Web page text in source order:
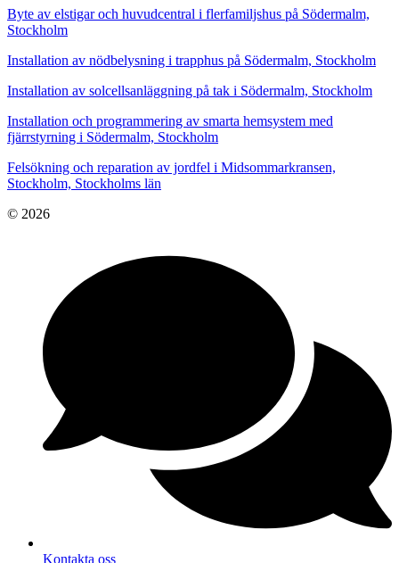
Byte av elstigar och huvudcentral i flerfamiljshus på Södermalm,
Stockholm
Installation av nödbelysning i trapphus på Södermalm, Stockholm
Installation av solcellsanläggning på tak i Södermalm, Stockholm
Installation och programmering av smarta hemsystem med
fjärrstyrning i Södermalm, Stockholm
Felsökning och reparation av jordfel i Midsommarkransen,
Stockholm, Stockholms län
© 2026
Kontakta oss